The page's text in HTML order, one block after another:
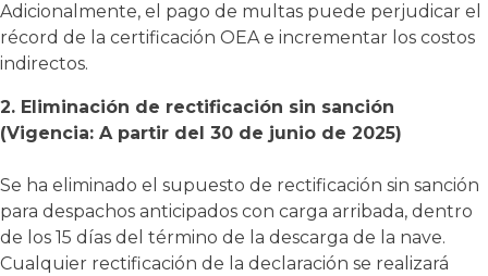
Adicionalmente, el pago de multas puede perjudicar el
récord de la certificación OEA e incrementar los costos
indirectos.
2. Eliminación de rectificación sin sanción
(Vigencia: A partir del 30 de junio de 2025)
Se ha eliminado el supuesto de rectificación sin sanción
para despachos anticipados con carga arribada, dentro
de los 15 días del término de la descarga de la nave.
Cualquier rectificación de la declaración se realizará